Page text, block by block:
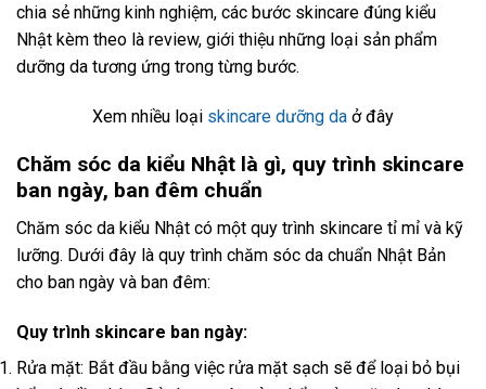
chia sẻ những kinh nghiệm, các bước skincare đúng kiểu
Nhật kèm theo là review, giới thiệu những loại sản phẩm
dưỡng da tương ứng trong từng bước.
Xem nhiều loại skincare dưỡng da ở đây
Chăm sóc da kiểu Nhật là gì, quy trình skincare
ban ngày, ban đêm chuẩn
Chăm sóc da kiểu Nhật có một quy trình skincare tỉ mỉ và kỹ
lưỡng. Dưới đây là quy trình chăm sóc da chuẩn Nhật Bản
cho ban ngày và ban đêm:
Quy trình skincare ban ngày:
Rửa mặt: Bắt đầu bằng việc rửa mặt sạch sẽ để loại bỏ bụi